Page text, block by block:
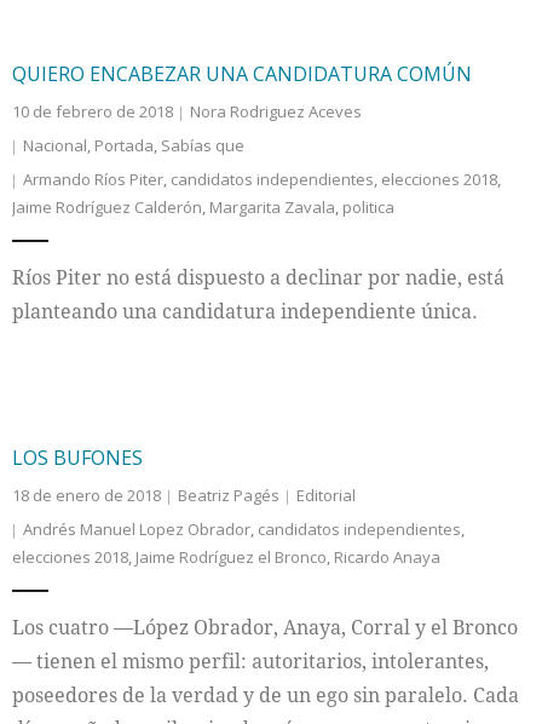
QUIERO ENCABEZAR UNA CANDIDATURA COMÚN
10 de febrero de 2018
Nora Rodriguez Aceves
Nacional, Portada, Sabías que
Armando Ríos Piter, candidatos independientes, elecciones 2018,
Jaime Rodríguez Calderón, Margarita Zavala, politica
Ríos Piter no está dispuesto a declinar por nadie, está
planteando una candidatura independiente única.
LOS BUFONES
18 de enero de 2018 Beatriz Pagés
Editorial
Andrés Manuel Lopez Obrador, candidatos independientes,
elecciones 2018, Jaime Rodríguez el Bronco, Ricardo Anaya
Los cuatro —López Obrador, Anaya, Corral y el Bronco
— tienen el mismo perfil: autoritarios, intolerantes,
poseedores de la verdad y de un ego sin paralelo. Cada